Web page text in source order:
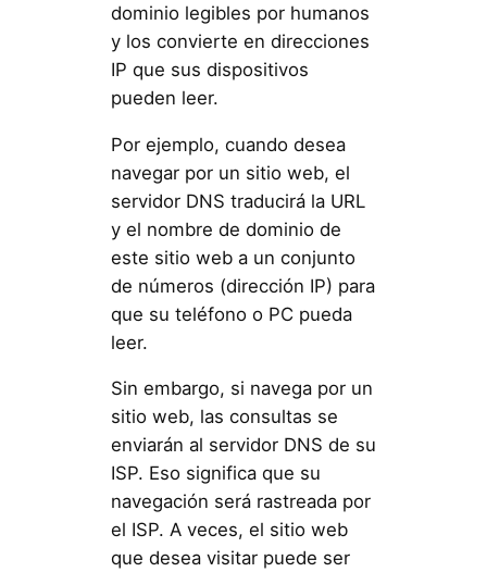
dominio legibles por humanos
y los convierte en direcciones
IP que sus dispositivos
pueden leer.
Por ejemplo, cuando desea
navegar por un sitio web, el
servidor DNS traducirá la URL
y el nombre de dominio de
este sitio web a un conjunto
de números (dirección IP) para
que su teléfono o PC pueda
leer.
Sin embargo, si navega por un
sitio web, las consultas se
enviarán al servidor DNS de su
ISP. Eso significa que su
navegación será rastreada por
el ISP. A veces, el sitio web
que desea visitar puede ser